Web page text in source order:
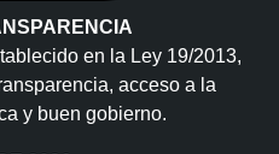
en la Ley 19/2013,
acceso a la
y buen gobierno.